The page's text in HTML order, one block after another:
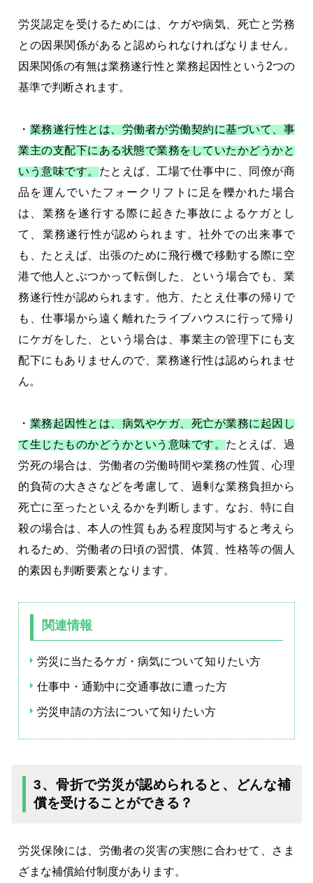
労災認定を受けるためには、ケガや病気、死亡と労務
との因果関係があると認められなければなりません。
因果関係の有無は業務遂行性と業務起因性という2つの
基準で判断されます。
・ 業務遂行性とは、労働者が労働契約に基づいて、事
業主の支配下にある状態で業務をしていたかどうかと
いう意味です。 たとえば、工場で仕事中に、同僚が商
品を運んでいたフォークリフトに足を轢かれた場合
は、業務を遂行する際に起きた事故によるケガとし
て、業務遂行性が認められます。社外での出来事で
も、たとえば、出張のために飛行機で移動する際に空
港で他人とぶつかって転倒した、という場合でも、業
務遂行性が認められます。他方、たとえ仕事の帰りで
も、仕事場から遠く離れたライブハウスに行って帰り
にケガをした、という場合は、事業主の管理下にも支
配下にもありませんので、業務遂行性は認められませ
ん。
・ 業務起因性とは、病気やケガ、死亡が業務に起因し
て生じたものかどうかという意味です。 たとえば、過
労死の場合は、労働者の労働時間や業務の性質、心理
的負荷の大きさなどを考慮して、過剰な業務負担から
死亡に至ったといえるかを判断します。なお、特に自
殺の場合は、本人の性質もある程度関与すると考えら
れるため、労働者の日頃の習慣、体質、性格等の個人
的素因も判断要素となります。
関連情報
労災に当たるケガ・病気について知りたい方
仕事中・通勤中に交通事故に遭った方
労災申請の方法について知りたい方
3、骨折で労災が認められると、どんな補
償を受けることができる？
労災保険には、労働者の災害の実態に合わせて、さま
ざまな補償給付制度があります。